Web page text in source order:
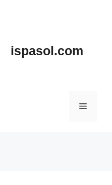
ispasol.com
Menu